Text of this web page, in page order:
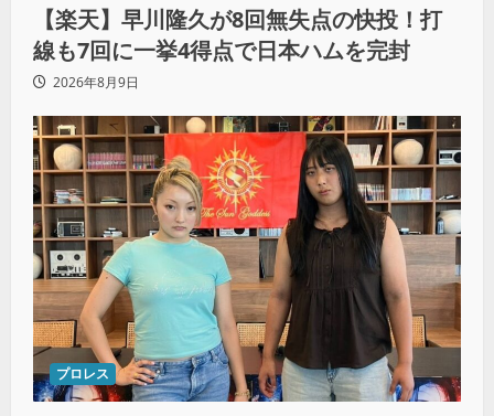
【楽天】早川隆久が8回無失点の快投！打
線も7回に一挙4得点で日本ハムを完封
2026年8月9日
プロレス